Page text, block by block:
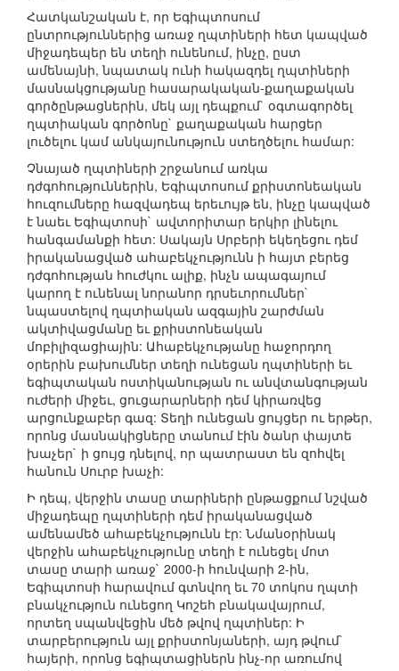
Հատկանշական է, որ Եգիպտոսում
ընտրություններից առաջ ղպտիների հետ կապված
միջադեպեր են տեղի ունենում, ինչը, ըստ
ամենայնի, նպատակ ունի հակազդել ղպտիների
մասնակցությանը հասարակական-քաղաքական
գործընթացներին, մեկ այլ դեպքում` օգտագործել
ղպտիական գործոնը` քաղաքական հարցեր
լուծելու կամ անկայունություն ստեղծելու համար:
Չնայած ղպտիների շրջանում առկա
դժգոհություններին, Եգիպտոսում քրիստոնեական
հուզումները հազվադեպ երեւույթ են, ինչը կապված
է նաեւ Եգիպտոսի` ավտորիտար երկիր լինելու
հանգամանքի հետ: Սակայն Սրբերի եկեղեցու դեմ
իրականացված ահաբեկչությունն ի հայտ բերեց
դժգոհության հուժկու ալիք, ինչն ապագայում
կարող է ունենալ նորանոր դրսեւորումներ`
նպաստելով ղպտիական ազգային շարժման
ակտիվացմանը եւ քրիստոնեական
մոբիլիզացիային: Ահաբեկչությանը հաջորդող
օրերին բախումներ տեղի ունեցան ղպտիների եւ
եգիպտական ոստիկանության ու անվտանգության
ուժերի միջեւ, ցուցարարների դեմ կիրառվեց
արցունքաբեր գազ: Տեղի ունեցան ցույցեր ու երթեր,
որոնց մասնակիցները տանում էին ծանր փայտե
խաչեր` ի ցույց դնելով, որ պատրաստ են զոհվել
հանուն Սուրբ խաչի:
Ի դեպ, վերջին տասը տարիների ընթացքում նշված
միջադեպը ղպտիների դեմ իրականացված
ամենամեծ ահաբեկչությունն էր: Նմանօրինակ
վերջին ահաբեկչությունը տեղի է ունեցել մոտ
տասը տարի առաջ` 2000-ի հունվարի 2-ին,
Եգիպտոսի հարավում գտնվող եւ 70 տոկոս ղպտի
բնակչություն ունեցող Կոշեհ բնակավայրում,
որտեղ սպանվեցին մեծ թվով ղպտիներ: Ի
տարբերություն այլ քրիստոնյաների, այդ թվում`
հայերի, որոնց եգիպտացիներն ինչ-որ առումով